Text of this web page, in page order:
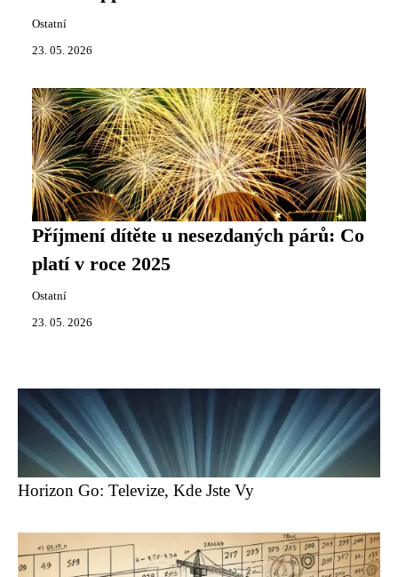
Ostatní
23. 05. 2026
Příjmení dítěte u nesezdaných párů: Co
platí v roce 2025
Ostatní
23. 05. 2026
Horizon Go: Televize, Kde Jste Vy